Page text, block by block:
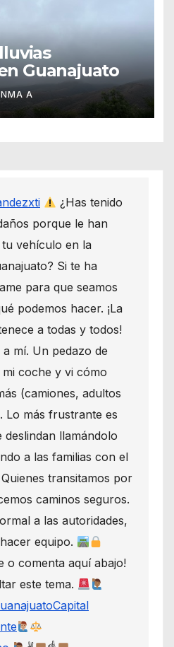
Guanajuato
A
¿Has tenido
porque le han
vehículo en la
Si te ha
para que seamos
podemos hacer. ¡La
a todas y todos!
mí. Un pedazo de
coche y vi cómo
(camiones, adultos
Lo más frustrante es
deslindan llamándolo
a las familias con el
Quienes transitamos por
caminos seguros.
a las autoridades,
equipo.
o comenta aquí abajo!
este tema.